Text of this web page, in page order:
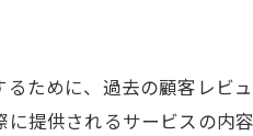
ために、過去の顧客レビ
提供されるサービスの内